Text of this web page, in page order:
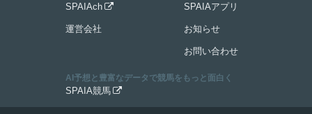
SPAIAch 
運営会社
SPAIAアプリ
お知らせ
お問い合わせ
AI予想と豊富なデータで競馬をもっと面白く
SPAIA競馬 